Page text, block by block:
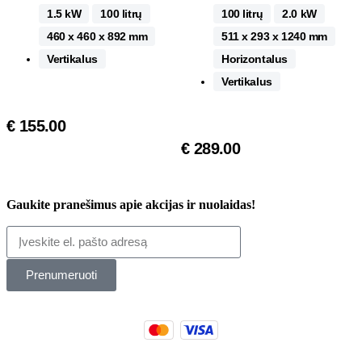
1.5 kW
100 litrų
460 x 460 x 892 mm
Vertikalus
€155.00
100 litrų
2.0 kW
511 x 293 x 1240 mm
Horizontalus
Vertikalus
€289.00
Gaukite pranešimus apie akcijas ir nuolaidas!
Prenumeruoti